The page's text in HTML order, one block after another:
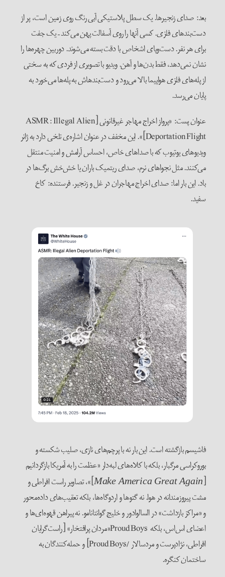
بعد: صدای زنجیرها. یک سطل پلاستیکی آبی رنگ روی زمین است، پر از
دست‌بندهای فلزی. کسی آنها را روی آسفالت پهن می‌کند – یک جفت
برای هر نفر. دست‌وپای اشخاص با دقت بسته می‌شوند. دوربین چهره‌ها را
نشان نمی‌دهد، فقط بدن‌ها و آهن. ویدیو با تصویری از فردی که به سختی
از پله‌های فلزی هواپیما بالا می‌رود و دست‌بندهاش به پله‌ها می‌خورد به
پایان می‌رسد.
عنوان پست: «پرواز اخراج مهاجر غیرقانونی [ASMR: Illegal Alien
Deportation Flight]». این مخفف در عنوان اشاره‌ی تلخی دارد به ژانر
ویدیوهای یوتیوب که با صداهای خاص، احساس آرامش و امنیت منتقل
می‌‌کنند. مثل نجواهای نرم، صدای ریتمیک باران یا خش‌خش برگ‌ها در
باد. این بار اما: صدای اخراج مهاجران در غل و زنجیر. فرستنده: کاخ
سفید.
فاشیسم بازگشته است. این بار نه با پرچم‌های نازی، صلیب‌ شکسته و
بوروکراسی مرگبار، بلکه با کلاه‌های لبه‌دار «عظمت را به آمریکا بازگردانیم
[
Make America Great Again]»، تصاویر راست افراطی و
مشت پیروزمندانه در هوا. نه گتوها و اردوگاه‌ها، بلکه تعقیب‌های داده‌محور
و «مراکز بازداشت» در السالوادور و خلیج گوانتانامو. نه پیراهن‌ قهوه‌ای‌ها و
اعضای اس‌اس، بلکه Proud Boys«مردان پرافتخار» [راست‌گرایان
افراطی، نژادپرست و مردسالار /Proud Boys] و حمله‌کنندگان به
ساختمان کنگره.